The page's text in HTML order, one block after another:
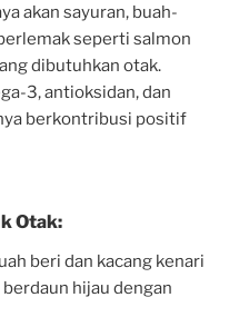
akan sayuran, buah-
seperti salmon
dibutuhkan otak.
3, antioksidan, dan
berkontribusi positif
Otak:
beri dan kacang kenari
berdaun hijau dengan